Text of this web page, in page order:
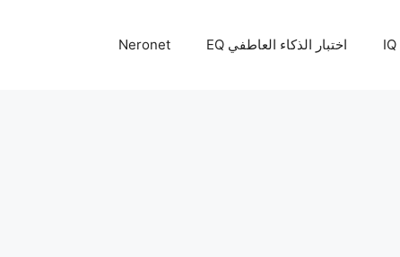
اختبار الذكاء العاطفي EQ Neronet